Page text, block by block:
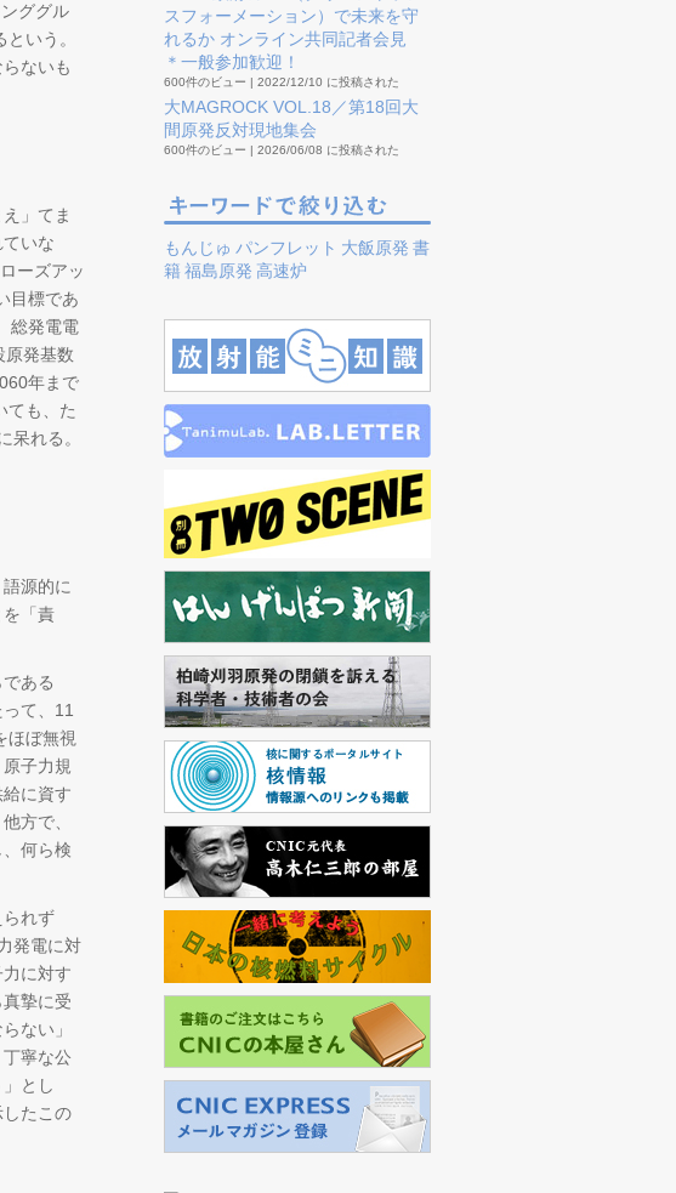
ググル
いう。
ないも
」てま
いな
ーズアッ
目標であ
総発電電
原発基数
年まで
ても、た
呆れる。
源的に
「責
ある
て、11
ほぼ無視
子力規
に資す
方で、
何ら検
れず
発電に対
に対す
摯に受
ない」
寧な公
とし
たこの
スフォーメーション）で未来を守
れるか オンライン共同記者会見
＊一般参加歓迎！
600件のビュー | 2022/12/10 に投稿された
大MAGROCK VOL.18／第18回大
間原発反対現地集会
600件のビュー | 2026/06/08 に投稿された
もんじゅ パンフレット 大飯原発 書
籍福島原発 高速炉